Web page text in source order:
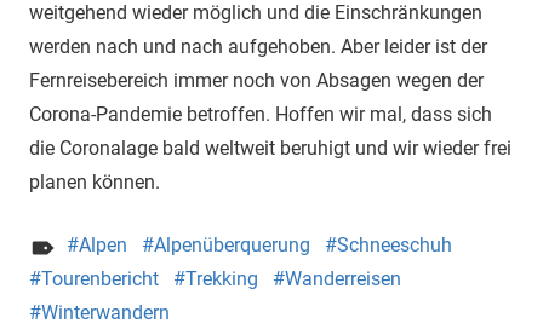
weitgehend wieder möglich und die Einschränkungen
werden nach und nach aufgehoben. Aber leider ist der
Fernreisebereich immer noch von Absagen wegen der
Corona-Pandemie betroffen. Hoffen wir mal, dass sich
die Coronalage bald weltweit beruhigt und wir wieder frei
planen können.
Alpen Alpenüberquerung
Schneeschuh
Tourenbericht
Trekking
Wanderreisen
Winterwandern